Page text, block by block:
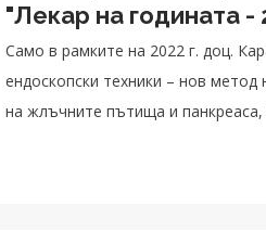
"Лекар на годината -
Само в рамките на 2022 г. доц.
ендоскопски техники – нов
на жлъчните пътища и